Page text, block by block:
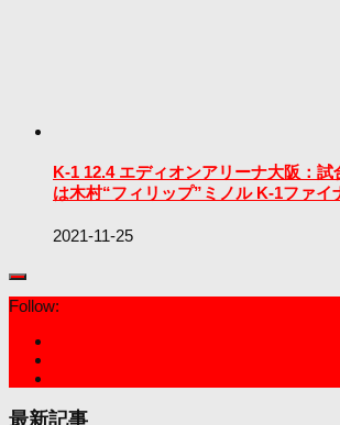
K-1 12.4 エディオンアリーナ大阪：
は木村“フィリップ”ミノル K-1ファイ
2021-11-25
Follow:
最新記事